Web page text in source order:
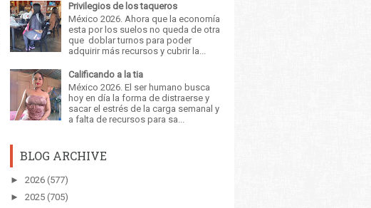
Privilegios de los taqueros
México 2026. Ahora que la economía
esta por los suelos no queda de otra
que doblar turnos para poder
adquirir más recursos y cubrir la...
Calificando a la tia
México 2026. El ser humano busca
hoy en día la forma de distraerse y
sacar el estrés de la carga semanal y
a falta de recursos para sa...
BLOG ARCHIVE
► 2026 (577)
► 2025 (705)